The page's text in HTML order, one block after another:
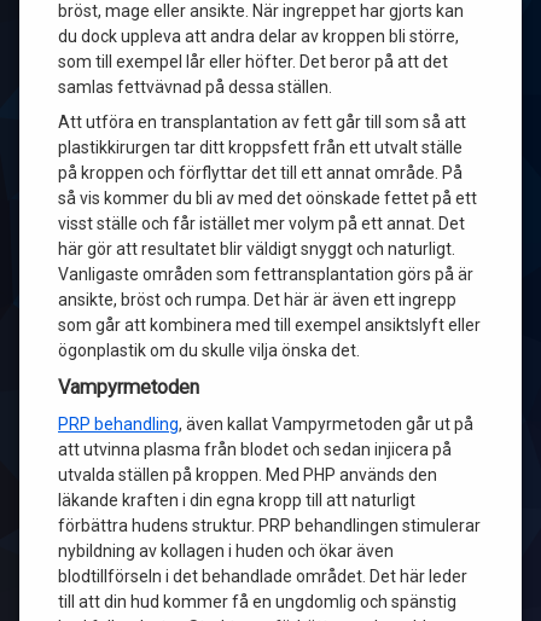
bröst, mage eller ansikte. När ingreppet har gjorts kan
du dock uppleva att andra delar av kroppen bli större,
som till exempel lår eller höfter. Det beror på att det
samlas fettvävnad på dessa ställen.
Att utföra en transplantation av fett går till som så att
plastikkirurgen tar ditt kroppsfett från ett utvalt ställe
på kroppen och förflyttar det till ett annat område. På
så vis kommer du bli av med det oönskade fettet på ett
visst ställe och får istället mer volym på ett annat. Det
här gör att resultatet blir väldigt snyggt och naturligt.
Vanligaste områden som fettransplantation görs på är
ansikte, bröst och rumpa. Det här är även ett ingrepp
som går att kombinera med till exempel ansiktslyft eller
ögonplastik om du skulle vilja önska det.
Vampyrmetoden
PRP behandling, även kallat Vampyrmetoden går ut på
att utvinna plasma från blodet och sedan injicera på
utvalda ställen på kroppen. Med PHP används den
läkande kraften i din egna kropp till att naturligt
förbättra hudens struktur. PRP behandlingen stimulerar
nybildning av kollagen i huden och ökar även
blodtillförseln i det behandlade området. Det här leder
till att din hud kommer få en ungdomlig och spänstig